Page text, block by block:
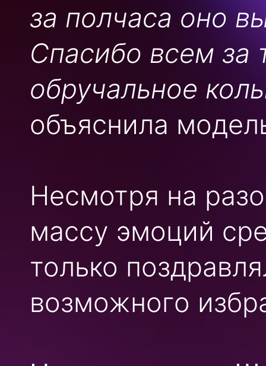
за полчаса оно
Спасибо всем за
обручальное
объяснила
Несмотря на
массу эмоций
только
возможного